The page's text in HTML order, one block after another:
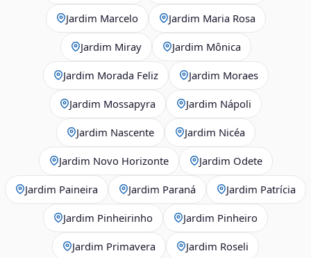
Jardim Marcelo Jardim Maria Rosa
Jardim Miray Jardim Mônica
Jardim Morada Feliz Jardim Moraes
Jardim Mossapyra Jardim Nápoli
Jardim Nascente Jardim Nicéa
Jardim Novo Horizonte Jardim Odete
Jardim Paineira Jardim Paraná Jardim Patrícia
Jardim Pinheirinho Jardim Pinheiro
Jardim Primavera Jardim Roseli